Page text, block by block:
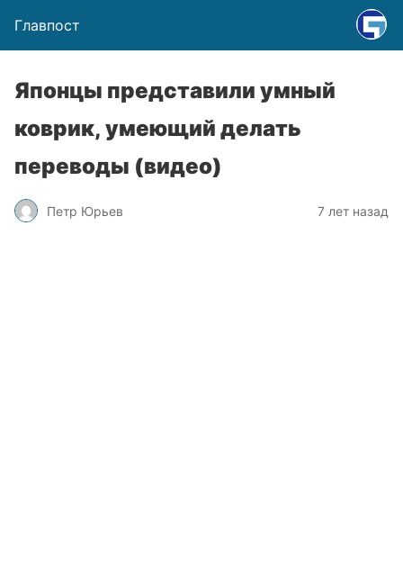
Главпост
Японцы представили умный
коврик, умеющий делать
переводы (видео)
Петр Юрьев 7 лет назад